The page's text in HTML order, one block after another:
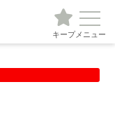
キープメニュー